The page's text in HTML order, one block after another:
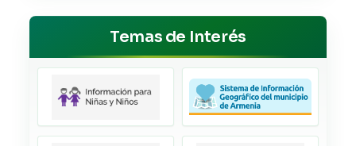
Temas de Interés